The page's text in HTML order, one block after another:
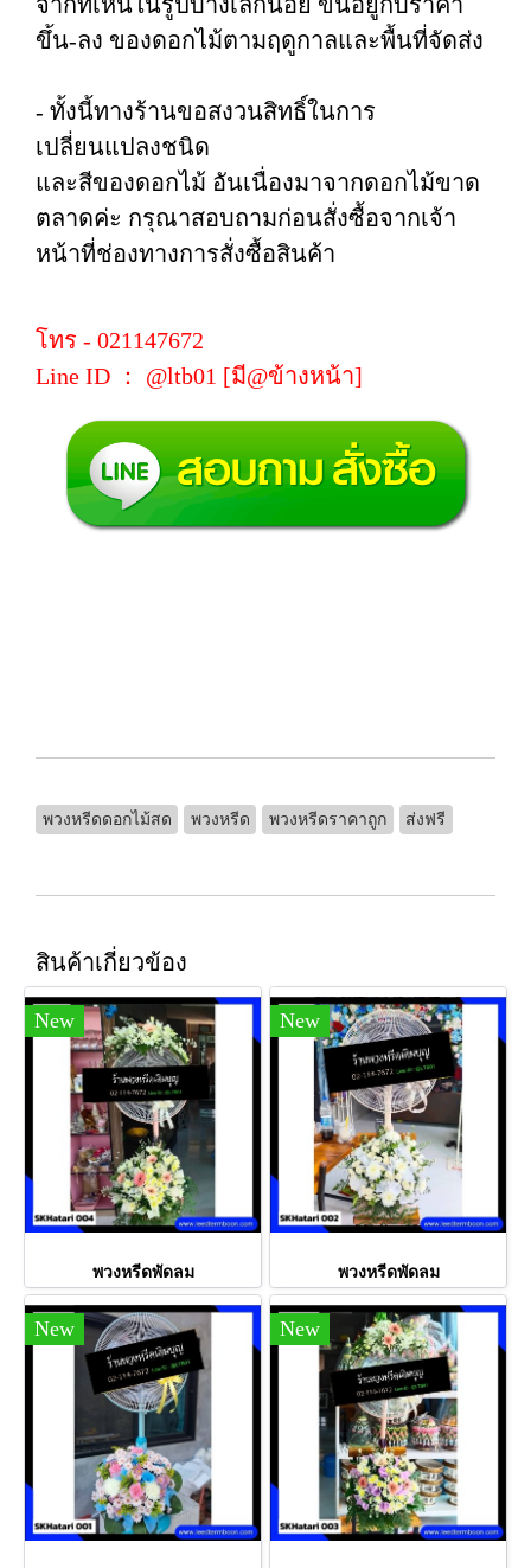
ขึ้น-ลง ของดอกไม้ตามฤดูกาลและพื้นที่จัดส่ง
- ทั้งนี้ทางร้านขอสงวนสิทธิ์ในการ
เปลี่ยนแปลงชนิด
และสีของดอกไม้ อันเนื่องมาจากดอกไม้ขาด
ตลาดค่ะ กรุณาสอบถามก่อนสั่งซื้อจากเจ้า
หน้าที่ช่องทางการสั่งซื้อสินค้า
โทร - 021147672
Line ID ： @ltb01 [มี@ข้างหน้า]
พวงหรีดดอกไม้สด พวงหรีด พวงหรีดราคาถูก ส่งฟรี
สินค้าเกี่ยวข้อง
New
พวงหรีดพัดลม
New
พวงหรีดพัดลม
New New